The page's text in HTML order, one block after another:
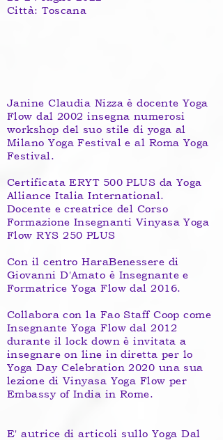
Città: Toscana
Janine Claudia Nizza è docente Yoga
Flow dal 2002 insegna numerosi
workshop del suo stile di yoga al
Milano Yoga Festival e al Roma Yoga
Festival.
Certificata ERYT 500 PLUS da Yoga
Alliance Italia International.
Docente e creatrice del Corso
Formazione Insegnanti Vinyasa Yoga
Flow RYS 250 PLUS
Con il centro HaraBenessere di
Giovanni D'Amato è Insegnante e
Formatrice Yoga Flow dal 2016.
Collabora con la Fao Staff Coop come
Insegnante Yoga Flow dal 2012
durante il lock down è invitata a
insegnare on line in diretta per lo
Yoga Day Celebration 2020 una sua
lezione di Vinyasa Yoga Flow per
Embassy of India in Rome.
E' autrice di articoli sullo Yoga Dal